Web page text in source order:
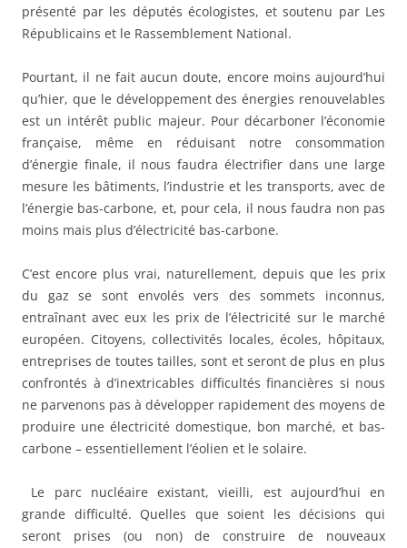
présenté par les députés écologistes, et soutenu par Les
Républicains et le Rassemblement National.
Pourtant, il ne fait aucun doute, encore moins aujourd’hui
qu’hier, que le développement des énergies renouvelables
est un intérêt public majeur. Pour décarboner l’économie
française, même en réduisant notre consommation
d’énergie finale, il nous faudra électrifier dans une large
mesure les bâtiments, l’industrie et les transports, avec de
l’énergie bas-carbone, et, pour cela, il nous faudra non pas
moins mais plus d’électricité bas-carbone.
C’est encore plus vrai, naturellement, depuis que les prix
du gaz se sont envolés vers des sommets inconnus,
entraînant avec eux les prix de l’électricité sur le marché
européen. Citoyens, collectivités locales, écoles, hôpitaux,
entreprises de toutes tailles, sont et seront de plus en plus
confrontés à d’inextricables difficultés financières si nous
ne parvenons pas à développer rapidement des moyens de
produire une électricité domestique, bon marché, et bas-
carbone – essentiellement l’éolien et le solaire.
Le parc nucléaire existant, vieilli, est aujourd’hui en
grande difficulté. Quelles que soient les décisions qui
seront prises (ou non) de construire de nouveaux